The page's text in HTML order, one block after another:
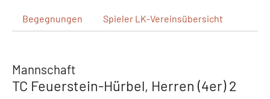
Begegnungen Spieler LK-Vereinsübersicht
Mannschaft
TC Feuerstein-Hürbel, Herren (4er) 2